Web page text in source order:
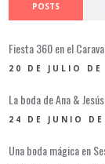
POSTS
Fiesta 360 en el
20 DE JULIO DE
La boda de Ana &
24 DE JUNIO
Una boda mágica en